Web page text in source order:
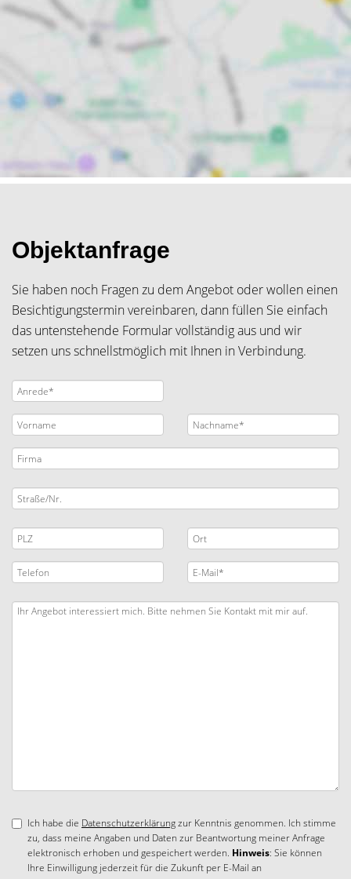
Objektanfrage
Sie haben noch Fragen zu dem Angebot oder wollen einen
Besichtigungstermin vereinbaren, dann füllen Sie einfach
das untenstehende Formular vollständig aus und wir
setzen uns schnellstmöglich mit Ihnen in Verbindung.
Ich habe die Datenschutzerklärungzur Kenntnis genommen. Ich stimme
zu, dass meine Angaben und Daten zur Beantwortung meiner Anfrage
elektronisch erhoben und gespeichert werden. Hinweis: Sie können
Ihre Einwilligung jederzeit für die Zukunft per E-Mail an